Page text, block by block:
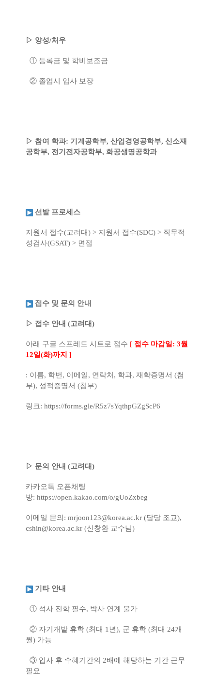
▷ 양성/처우
① 등록금 및 학비보조금
② 졸업시 입사 보장
▷ 참여 학과: 기계공학부, 산업경영공학부, 신소재
공학부, 전기전자공학부, 화공생명공학과
선발 프로세스
지원서 접수(고려대) > 지원서 접수(SDC) > 직무적
성검사(GSAT) > 면접
접수 및 문의 안내
▷ 접수 안내 (고려대)
아래 구글 스프레드 시트로 접수 [ 접수 마감일: 3월
12일(화)까지 ]
: 이름, 학번, 이메일, 연락처, 학과, 재학증명서 (첨
부), 성적증명서 (첨부)
링크: https://forms.gle/R5z7sYqthpGZgScP6
▷ 문의 안내 (고려대)
카카오톡 오픈채팅
방: https://open.kakao.com/o/gUoZxbeg
이메일 문의: mrjoon123@korea.ac.kr (담당 조교),
cshin@korea.ac.kr (신창환 교수님)
기타 안내
① 석사 진학 필수, 박사 연계 불가
② 자기개발 휴학 (최대 1년), 군 휴학 (최대 24개
월) 가능
③ 입사 후 수혜기간의 2배에 해당하는 기간 근무
필요